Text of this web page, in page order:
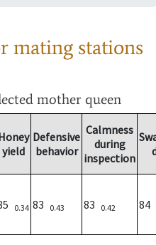
mating stations
mother queen
yield
Defensive
behavior
Calmness
during
inspection
0.34 83 0.43 83 0.42 84